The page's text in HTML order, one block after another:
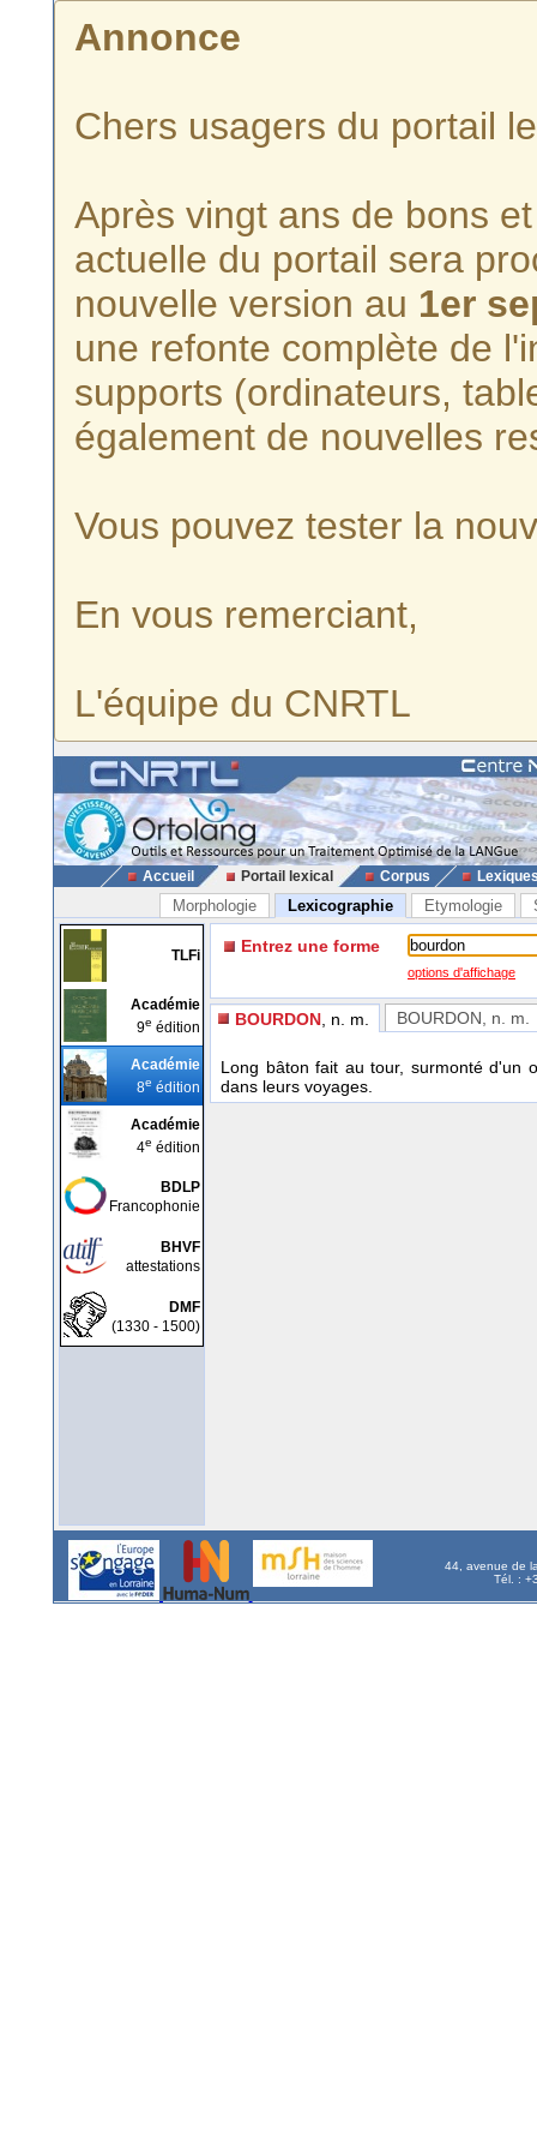
Annonce
Chers usagers du portail
Après vingt ans de bons
actuelle du portail sera
nouvelle version au 1er
une refonte complète de
supports (ordinateurs,
également de nouvelles
Vous pouvez tester la
En vous remerciant,
L'équipe du CNRTL
Accueil Portail lexical Corpus
Morphologie Lexicographie Etymologie
TLFi
Académie
9e édition
Académie
8e édition
Académie
4e édition
BDLP
Francophonie
BHVF
attestations
DMF
(1330 - 1500)
Entrez une forme
options d'affichage
BOURDON , n. m. BOURDON , n. m.
Long bâton fait au tour, surmonté d'un
dans leurs voyages.
44, avenue de
Tél. :